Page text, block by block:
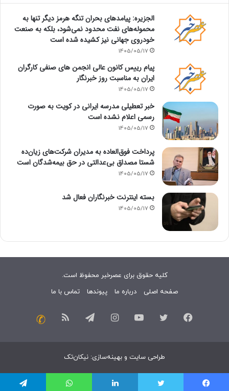
الجزیره: پیامدهای بحران تنگه هرمز دیگر تنها به
محموله‌های نفت محدود نمی‌شود، بلکه به صنعت
خودروی جهانی نیز کشیده شده است
1405/05/17
پیام رییس کانون عالی انجمن های صنفی کارگران
ایران به مناسبت روز خبرنگار
1405/05/17
خبر تعطیلی مدرسه ایرانی در کویت به صورت
رسمی اعلام نشده است
1405/05/17
پرداخت فوق‌العاده به مدیران شرکت‌های زیان‌ده
شستا مصداق بی‌عدالتی در حق بیمه‌شدگان است
1405/05/17
بسته اینترنت خبرنگاران فعال شد
1405/05/17
کلیه حقوق برای عصرخبر محفوظ است.
صفحه اصلی
درباره ما پیوندها تماس با ما
فیسبوک توییتر یوتیوب اینستاگرامتلگرام خوراک
طراحی سایت و بهینه‌سازی: نیکان‌تک